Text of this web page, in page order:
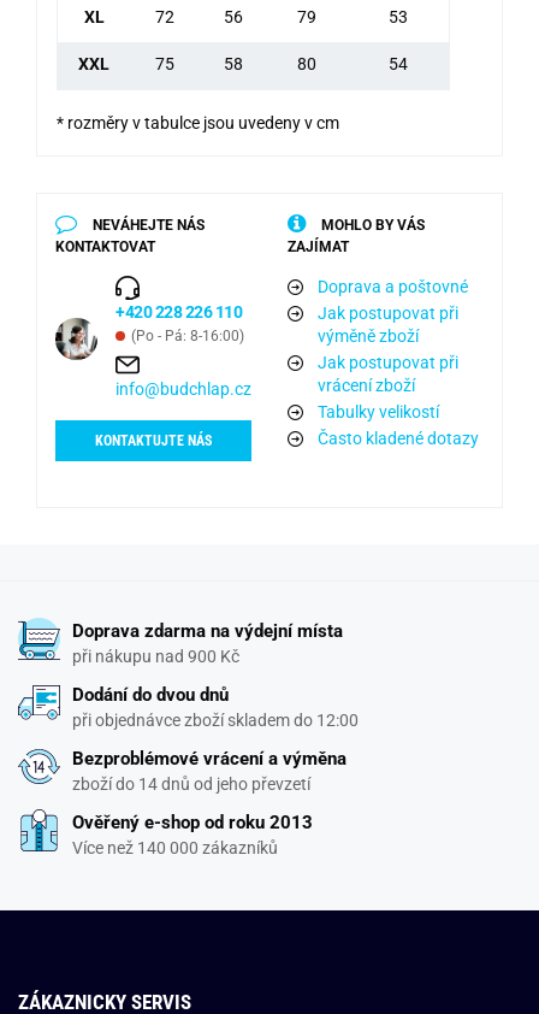
XL 72 56 79 53
XXL 75 58 80 54
* rozměry v tabulce jsou uvedeny v cm
NEVÁHEJTE NÁS
KONTAKTOVAT
+420 228 226 110
(Po - Pá: 8-16:00)
info@budchlap.cz
KONTAKTUJTE NÁS
MOHLO BY VÁS
ZAJÍMAT
Doprava a poštovné
Jak postupovat při
výměně zboží
Jak postupovat při
vrácení zboží
Tabulky velikostí
Často kladené dotazy
Doprava zdarma na výdejní místa
při nákupu nad 900 Kč
Dodání do dvou dnů
při objednávce zboží skladem do 12:00
Bezproblémové vrácení a výměna
zboží do 14 dnů od jeho převzetí
Ověřený e-shop od roku 2013
Více než 140 000 zákazníků
ZÁKAZNICKY SERVIS